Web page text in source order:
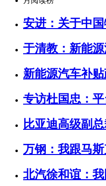
安进：关于中
于清教：新能
新能源汽车补
专访杜国忠：
比亚迪高级副
万钢：我跟马
北汽徐和谊：